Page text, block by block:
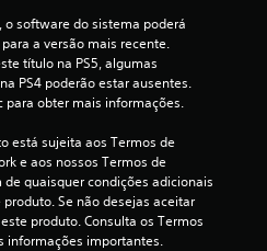
e
n
o software do sistema poderá
a versão mais recente.
título na PS5, algumas
PS4 poderão estar ausentes.
para obter mais informações.
está sujeita aos Termos de
e aos nossos Termos de
quaisquer condições adicionais
Se não desejas aceitar
produto. Consulta os Termos
informações importantes.